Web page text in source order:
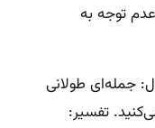
توجه به
جمله‌ای طولانی
تفسیر: